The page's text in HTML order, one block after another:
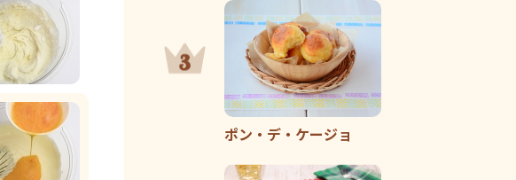
ポン・デ・ケージョ